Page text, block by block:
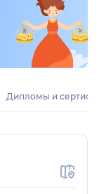
Дипломы и